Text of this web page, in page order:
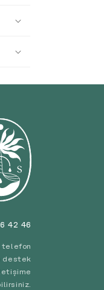
42 46
telefon
destek